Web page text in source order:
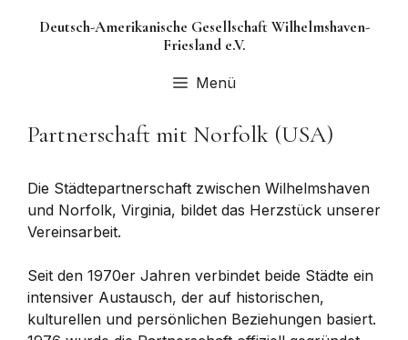
Deutsch-Amerikanische Gesellschaft Wilhelmshaven-
Friesland e.V.
Menü
Partnerschaft mit Norfolk (USA)
Die Städtepartnerschaft zwischen Wilhelmshaven
und Norfolk, Virginia, bildet das Herzstück unserer
Vereinsarbeit.
Seit den 1970er Jahren verbindet beide Städte ein
intensiver Austausch, der auf historischen,
kulturellen und persönlichen Beziehungen basiert.